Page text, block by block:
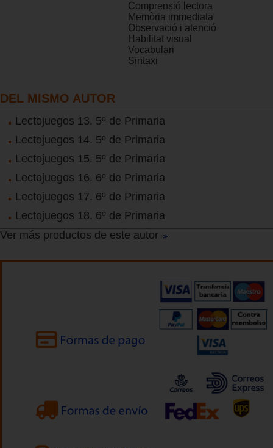
Comprensió lectora
Memòria immediata
Observació i atenció
Habilitat visual
Vocabulari
Sintaxi
DEL MISMO AUTOR
Lectojuegos 13. 5º de Primaria
Lectojuegos 14. 5º de Primaria
Lectojuegos 15. 5º de Primaria
Lectojuegos 16. 6º de Primaria
Lectojuegos 17. 6º de Primaria
Lectojuegos 18. 6º de Primaria
Ver más productos de este autor